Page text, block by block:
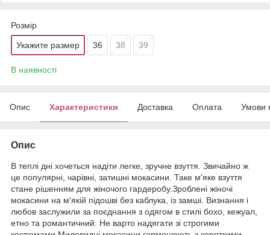
Розмір
Укажите размер 36 38 39
В наявності
Опис Характеристики Доставка Оплата Умови
Опис
В теплі дні хочеться надіти легке, зручне взуття. Звичайно ж
це популярні, чарівні, затишні мокасини. Таке м'яке взуття
стане рішенням для жіночого гардеробу.Зроблені жіночі
мокасини на м'якій підошві без каблука, із замші. Визнання і
любов заслужили за поєднання з одягом в стилі бохо, кежуал,
етно та романтичний. Не варто надягати зі строгими